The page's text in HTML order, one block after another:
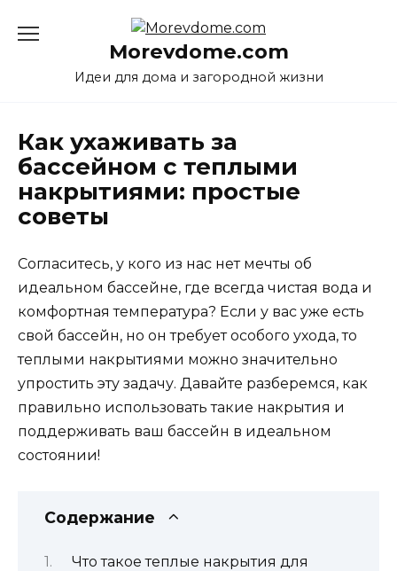
Morevdome.com
Идеи для дома и загородной жизни
Как ухаживать за
бассейном с теплыми
накрытиями: простые
советы
Согласитесь, у кого из нас нет мечты об
идеальном бассейне, где всегда чистая вода и
комфортная температура? Если у вас уже есть
свой бассейн, но он требует особого ухода, то
теплыми накрытиями можно значительно
упростить эту задачу. Давайте разберемся, как
правильно использовать такие накрытия и
поддерживать ваш бассейн в идеальном
состоянии!
Содержание
Что такое теплые накрытия для